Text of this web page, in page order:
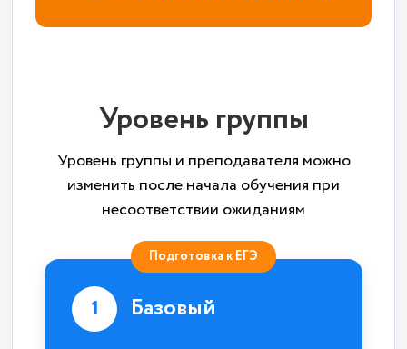
Уровень группы
Уровень группы и преподавателя можно
изменить после начала обучения при
несоответствии ожиданиям
Подготовка к ЕГЭ
1 Базовый